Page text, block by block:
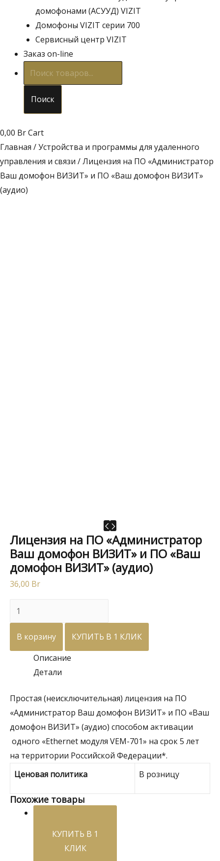
домофонами (АСУУД) VIZIT
Домофоны VIZIT серии 700
Сервисный центр VIZIT
Заказ on-line
Поиск
товаров
Поиск
0,00 BrCart
Главная /Устройства и программы для удаленного
управления и связи / Лицензия на ПО «Администратор
Ваш домофон ВИЗИТ» и ПО «Ваш домофон ВИЗИТ»
(аудио)
Лицензия на ПО «Администратор
Ваш домофон ВИЗИТ» и ПО «Ваш
домофон ВИЗИТ» (аудио)
36,00 Br
Количество
Лицензия
на
"Администратор
домофон
ВИЗИТ"
и
ПО
"Ваш
домофон
ВИЗИТ"
(аудио)
В корзину
КУПИТЬ В 1 КЛИК
Описание
Детали
Простая (неисключительная) лицензия на ПО
«Администратор Ваш домофон ВИЗИТ» и ПО «Ваш
домофон ВИЗИТ» (аудио) способом активации
одного «Ethernet модуля VEM-701» на срок 5 лет
на территории Российской Федерации*.
Ценовая политика
В розницу
Похожие товары
КУПИТЬ В 1
КЛИК